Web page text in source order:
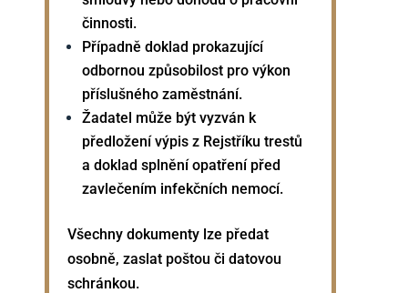
činnosti.
Případně doklad prokazující
odbornou způsobilost pro výkon
příslušného zaměstnání.
Žadatel může být vyzván k
předložení výpis z Rejstříku trestů
a doklad splnění opatření před
zavlečením infekčních nemocí.
Všechny dokumenty lze předat
osobně, zaslat poštou či datovou
schránkou.